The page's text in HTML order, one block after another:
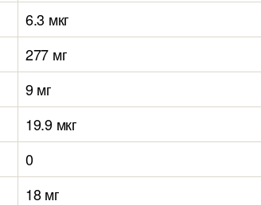
6.3 мкг
277 мг
9 мг
19.9 мкг
0
18 мг